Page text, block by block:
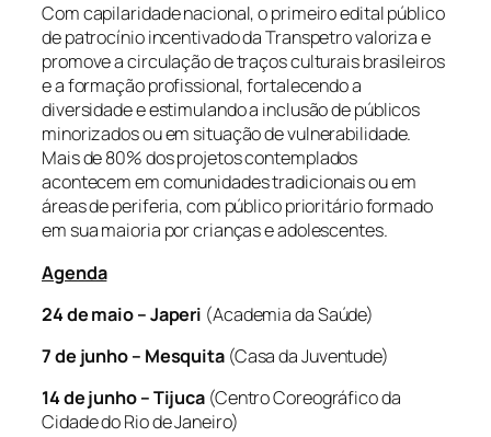
Com capilaridade nacional, o primeiro edital público
de patrocínio incentivado da Transpetro valoriza e
promove a circulação de traços culturais brasileiros
e a formação profissional, fortalecendo a
diversidade e estimulando a inclusão de públicos
minorizados ou em situação de vulnerabilidade.
Mais de 80% dos projetos contemplados
acontecem em comunidades tradicionais ou em
áreas de periferia, com público prioritário formado
em sua maioria por crianças e adolescentes.
Agenda
24 de maio –Japeri (Academia da Saúde)
7 de junho – Mesquita (Casa da Juventude)
14 de junho – Tijuca (Centro Coreográfico da
Cidade do Rio de Janeiro)